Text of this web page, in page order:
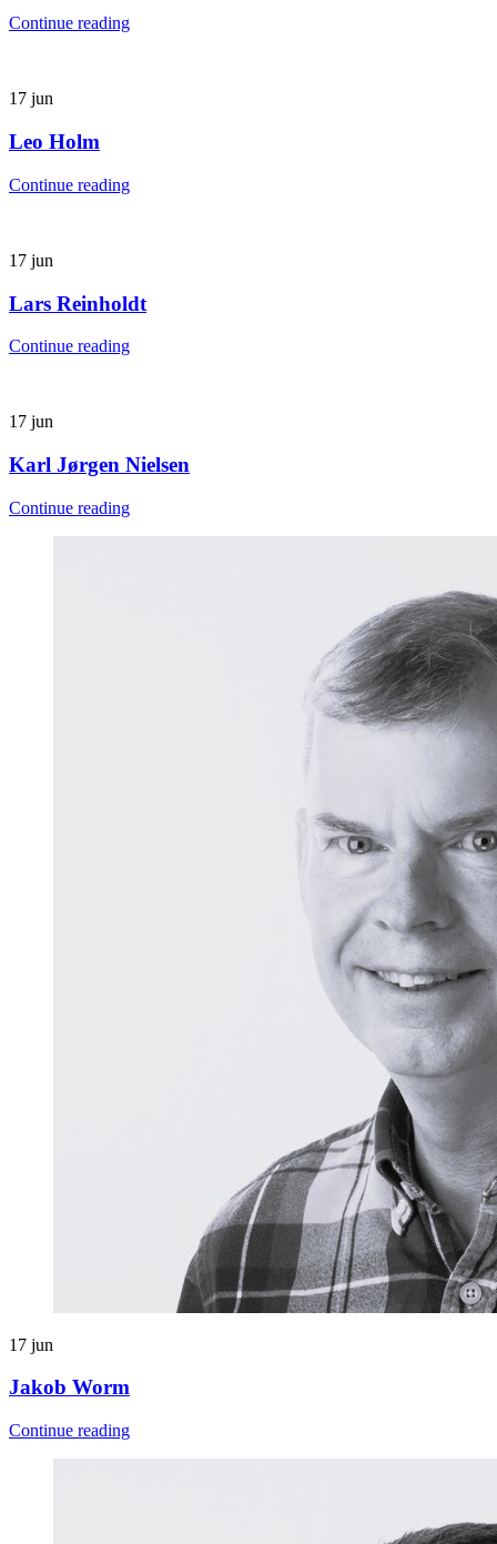
Continue reading
17 jun
Leo Holm
Continue reading
17 jun
Lars Reinholdt
Continue reading
17 jun
Karl Jørgen Nielsen
Continue reading
17 jun
Jakob Worm
Continue reading